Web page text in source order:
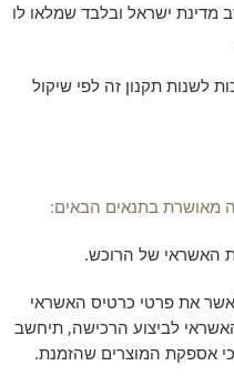
מדינת ישראל ובלבד שמלאו לו
תקנון זה לפי שיקול
מאושרת בתנאים הבאים:
האשראי של הרוכש.
את פרטי כרטיס האשראי
לביצוע הרכישה, תיחשב
אספקת המוצרים שהזמנת.